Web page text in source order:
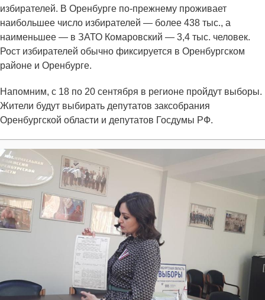
избирателей. В Оренбурге по-прежнему проживает
наибольшее число избирателей — более 438 тыс., а
наименьшее — в ЗАТО Комаровский — 3,4 тыс. человек.
Рост избирателей обычно фиксируется в Оренбургском
районе и Оренбурге.
Напомним, с 18 по 20 сентября в регионе пройдут выборы.
Жители будут выбирать депутатов заксобрания
Оренбургской области и депутатов Госдумы РФ.